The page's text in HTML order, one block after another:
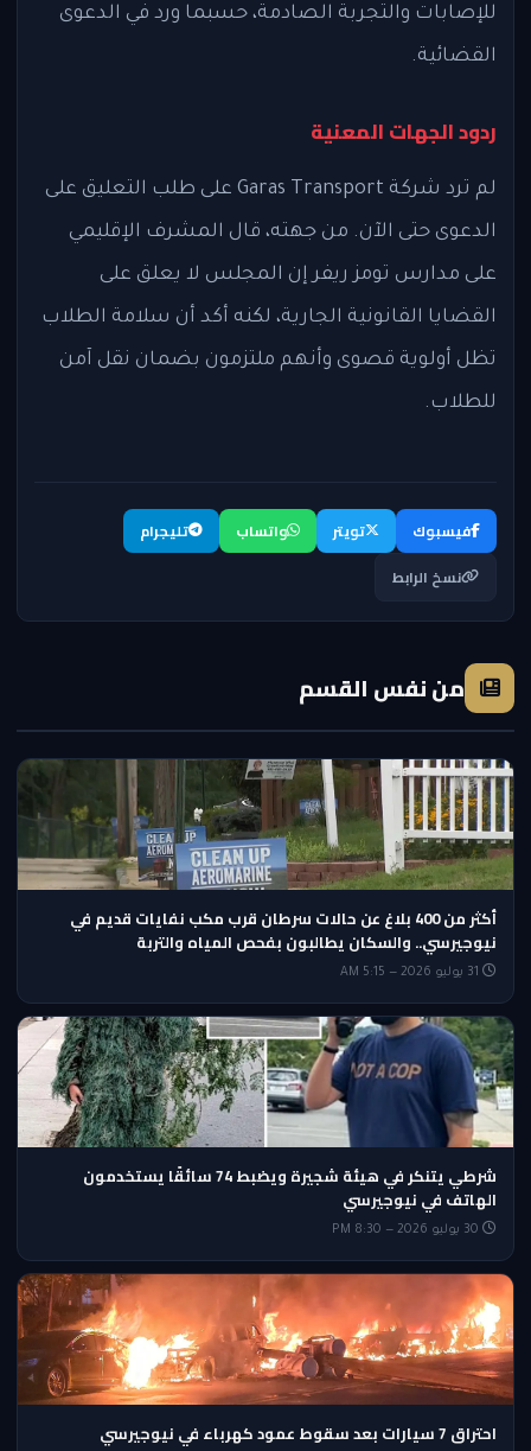
للإصابات والتجربة الصادمة، حسبما ورد في الدعوى
القضائية.
ردود الجهات المعنية
لم ترد شركة Garas Transport على طلب التعليق على
الدعوى حتى الآن. من جهته، قال المشرف الإقليمي
على مدارس تومز ريفر إن المجلس لا يعلق على
القضايا القانونية الجارية، لكنه أكد أن سلامة الطلاب
تظل أولوية قصوى وأنهم ملتزمون بضمان نقل آمن
للطلاب.
فيسبوك تويتر واتساب
تليجرام
نسخ الرابط
من نفس القسم
أكثر من 400 بلاغ عن حالات سرطان قرب مكب نفايات قديم في
نيوجيرسي.. والسكان يطالبون بفحص المياه والتربة
شرطي يتنكر في هيئة شجيرة ويضبط 74 سائقًا يستخدمون
الهاتف في نيوجيرسي
احتراق 7 سيارات بعد سقوط عمود كهرباء في نيوجيرسي